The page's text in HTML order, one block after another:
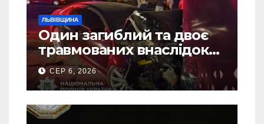
ЛЬВІВЩИНА
Один загиблий та двоє
травмованих внаслідок
ДТП на Самбірщині
СЕР 6, 2026